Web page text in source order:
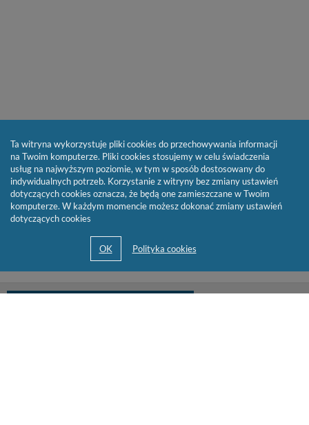
Ta witryna wykorzystuje pliki cookies do przechowywania informacji
na Twoim komputerze. Pliki cookies stosujemy w celu świadczenia
usług na najwyższym poziomie, w tym w sposób dostosowany do
indywidualnych potrzeb. Korzystanie z witryny bez zmiany ustawień
dotyczących cookies oznacza, że będą one zamieszczane w Twoim
komputerze. W każdym momencie możesz dokonać zmiany ustawień
dotyczących cookies